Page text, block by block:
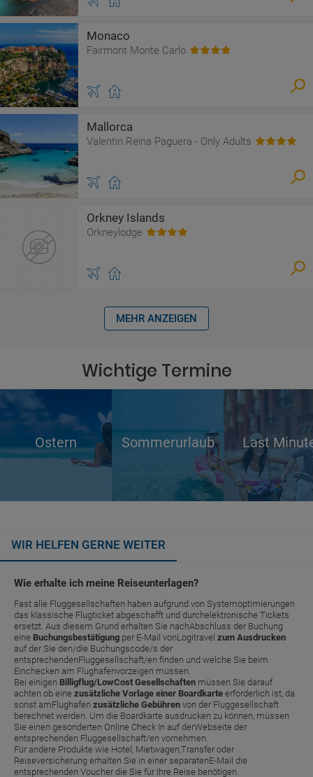
Monaco
Fairmont Monte Carlo
Mallorca
Valentin Reina Paguera - Only Adults
Orkney Islands
Orkneylodge
MEHR ANZEIGEN
Wichtige Termine
Ostern Sommerurlaub Last
WIR HELFEN GERNE WEITER
Wie erhalte ich meine Reiseunterlagen?
Fast alle Fluggesellschaften haben aufgrund von Systemoptimierungen
das klassische Flugticket abgeschafft und durchelektronische Tickets
ersetzt. Aus diesem Grund erhalten Sie nachAbschluss der Buchung
eine Buchungsbestätigung per E-Mail vonLogitravel zum Ausdrucken
auf der Sie den/die Buchungscode/s der
entsprechendenFluggesellschaft/en finden und welche Sie beim
Einchecken am Flughafenvorzeigen müssen.
Bei einigen Billigflug/LowCost Gesellschaften müssen Sie darauf
achten ob eine zusätzliche Vorlage einer Boardkarte erforderlich ist, da
sonst amFlughafen zusätzliche Gebühren von der Fluggesellschaft
berechnet werden. Um die Boardkarte ausdrucken zu können, müssen
Sie einen gesonderten Online Check In auf derWebseite der
entsprechenden Fluggesellschaft/en vornehmen.
Für andere Produkte wie Hotel, Mietwagen,Transfer oder
Reiseversicherung erhalten Sie in einer separatenE-Mail die
entsprechenden Voucher die Sie für Ihre Reise benötigen.